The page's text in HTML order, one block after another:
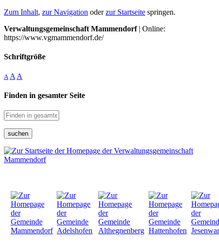
Zum Inhalt, zur Navigation oderzur Startseite springen.
Verwaltungsgemeinschaft Mammendorf| Online:
https://www.vgmammendorf.de/
Schriftgröße
A A A
Finden in gesamter Seite
suchen